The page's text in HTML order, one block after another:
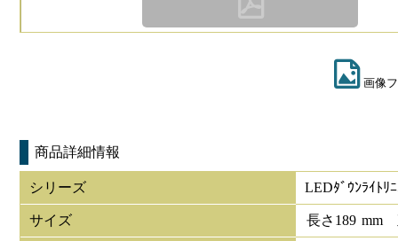
画像
商品詳細情報
シリーズ LEDﾀﾞｳﾝﾗｲﾄﾘ
サイズ 長さ 189 mm